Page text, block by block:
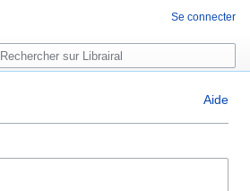
Aide
Se connecter
Rechercher